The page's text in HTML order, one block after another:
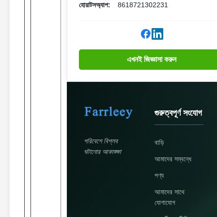
হোয়াটসঅ্যাপ: 8618721302231
এখনই জিজ্ঞাসা করুন
পরিবেশে বিপ্লব
ঘটানোর আকাঙ্ক্ষা
গুরুত্বপূর্ণ সংযোগ
বাড়ি
আমাদের সম্বন্ধে
পণ্য
আমাদের সাথে
যোগাযোগ